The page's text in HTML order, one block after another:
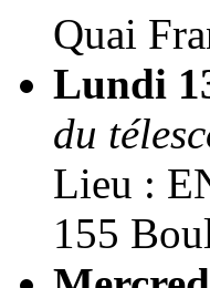
Quai
Lundi
du
Lieu :
155